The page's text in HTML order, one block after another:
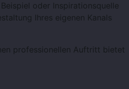
oder Inspirationsquelle
Ihres eigenen Kanals
professionellen Auftritt bietet